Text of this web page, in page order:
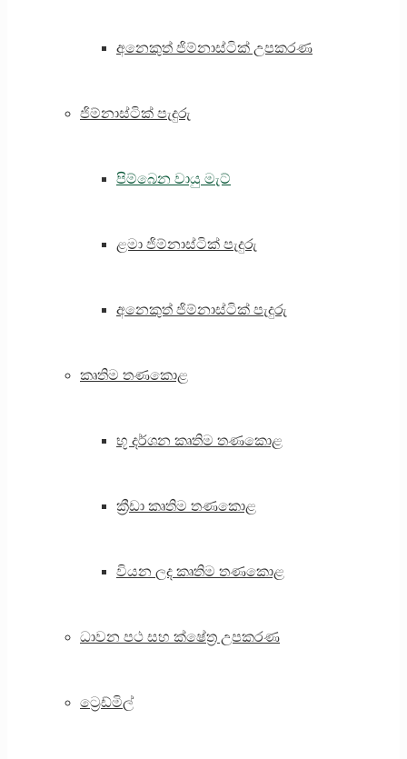
අනෙකුත් ජිම්නාස්ටික් උපකරණ
ජිම්නාස්ටික් පැදුරු
පිම්බෙන වායු මැට්
ළමා ජිම්නාස්ටික් පැදුරු
අනෙකුත් ජිම්නාස්ටික් පැදුරු
කෘතිම තණකොළ
භූ දර්ශන කෘතිම තණකොළ
ක්‍රීඩා කෘතිම තණකොළ
වියන ලද කෘතිම තණකොළ
ධාවන පථ සහ ක්ෂේත්‍ර උපකරණ
ට්‍රෙඩ්මිල්